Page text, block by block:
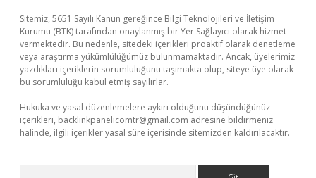
Sitemiz, 5651 Sayılı Kanun gereğince Bilgi Teknolojileri ve İletişim
Kurumu (BTK) tarafından onaylanmış bir Yer Sağlayıcı olarak hizmet
vermektedir. Bu nedenle, sitedeki içerikleri proaktif olarak denetleme
veya araştırma yükümlülüğümüz bulunmamaktadır. Ancak, üyelerimiz
yazdıkları içeriklerin sorumluluğunu taşımakta olup, siteye üye olarak
bu sorumluluğu kabul etmiş sayılırlar.
Hukuka ve yasal düzenlemelere aykırı olduğunu düşündüğünüz
içerikleri, backlinkpanelicomtr@gmail.com adresine bildirmeniz
halinde, ilgili içerikler yasal süre içerisinde sitemizden kaldırılacaktır.